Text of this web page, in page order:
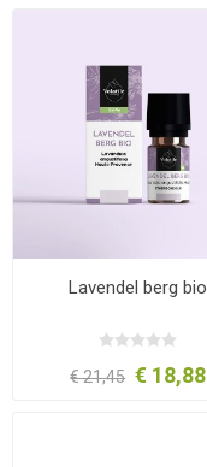
Lavendel berg bio
€ 21,45 € 18,88